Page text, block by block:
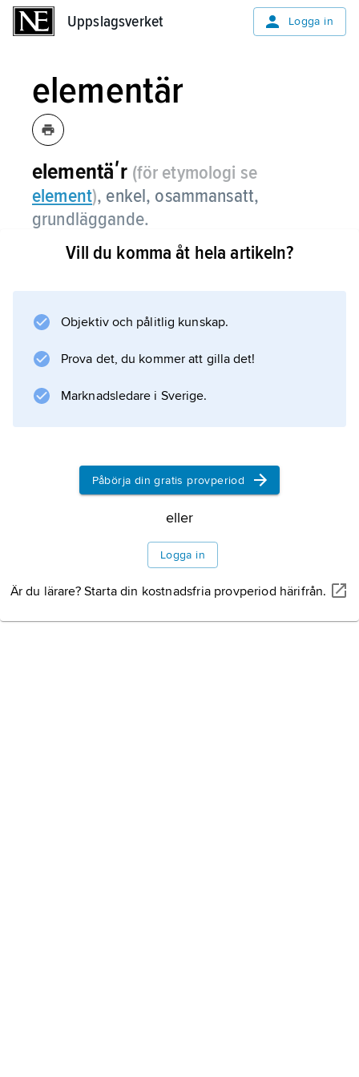
Uppslagsverket Logga in
elementär
elementäʹr (för etymologi se
element), enkel, osammansatt,
grundläggande.
Ett grundämne är elementärt när det inte är
2
3
exempelvis i vatten, H
Information om artikeln
Vill du komma åt hela artikeln?
Objektiv och pålitlig kunskap.
Prova det, du kommer att gilla det!
Marknadsledare i Sverige.
Påbörja din gratis provperiod
eller
Logga in
Är du lärare? Starta din kostnadsfria provperiod härifrån.